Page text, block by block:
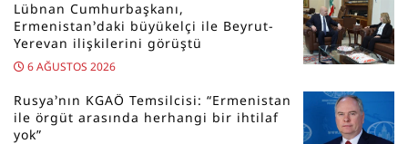
Lübnan Cumhurbaşkanı,
Ermenistan’daki büyükelçi ile Beyrut-
Yerevan ilişkilerini görüştü
6 AĞUSTOS 2026
Rusya’nın KGAÖ Temsilcisi: “Ermenistan
ile örgüt arasında herhangi bir ihtilaf
yok”